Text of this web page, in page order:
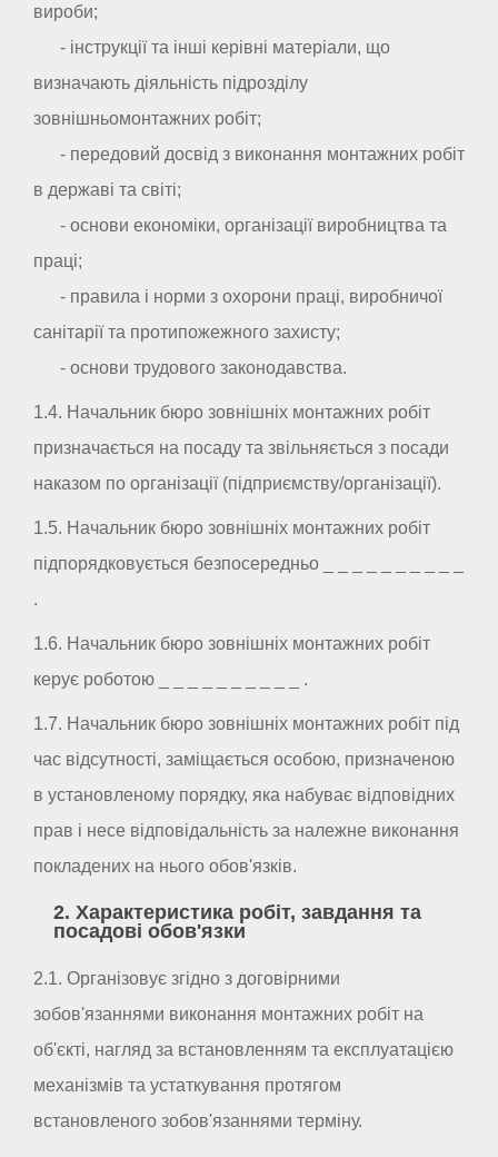
вироби;
- інструкції та інші керівні матеріали, що
визначають діяльність підрозділу
зовнішньомонтажних робіт;
- передовий досвід з виконання монтажних робіт
в державі та світі;
- основи економіки, організації виробництва та
праці;
- правила і норми з охорони праці, виробничої
санітарії та протипожежного захисту;
- основи трудового законодавства.
1.4. Начальник бюро зовнішніх монтажних робіт
призначається на посаду та звільняється з посади
наказом по організації (підприємству/організації).
1.5. Начальник бюро зовнішніх монтажних робіт
підпорядковується безпосередньо _ _ _ _ _ _ _ _ _ _
.
1.6. Начальник бюро зовнішніх монтажних робіт
керує роботою _ _ _ _ _ _ _ _ _ _ .
1.7. Начальник бюро зовнішніх монтажних робіт під
час відсутності, заміщається особою, призначеною
в установленому порядку, яка набуває відповідних
прав і несе відповідальність за належне виконання
покладених на нього обов'язків.
2. Характеристика робіт, завдання та
посадові обов'язки
2.1. Організовує згідно з договірними
зобов'язаннями виконання монтажних робіт на
об'єкті, нагляд за встановленням та експлуатацією
механізмів та устаткування протягом
встановленого зобов'язаннями терміну.